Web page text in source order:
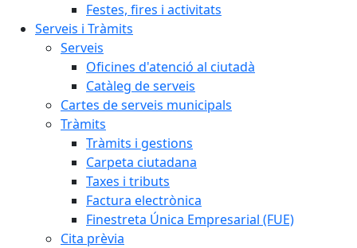
Festes, fires i activitats
Serveis i Tràmits
Serveis
Oficines d'atenció al ciutadà
Catàleg de serveis
Cartes de serveis municipals
Tràmits
Tràmits i gestions
Carpeta ciutadana
Taxes i tributs
Factura electrònica
Finestreta Única Empresarial (FUE)
Cita prèvia